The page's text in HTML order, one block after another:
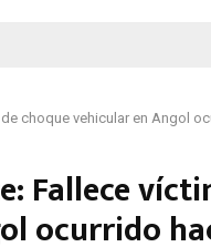
choque vehicular en Angol
Fallece
ocurrido